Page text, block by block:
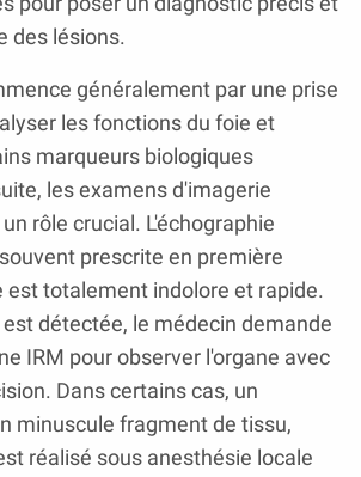
des lésions.
généralement par une prise
les fonctions du foie et
marqueurs biologiques
les examens d'imagerie
rôle crucial. L'échographie
prescrite en première
est totalement indolore et rapide.
détectée, le médecin demande
IRM pour observer l'organe avec
Dans certains cas, un
minuscule fragment de tissu,
réalisé sous anesthésie locale